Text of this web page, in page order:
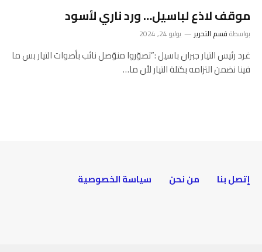
موقف لاذع لباسيل… ورد ناري لأسود
بواسطةقسم التحرير يوليو 24, 2024
غرد رئيس التيار جبران باسيل :”تصوّروا منوّصل نائب بأصوات التيار بس ما
فينا نضمن التزامه بكتلة التيار لأن ما…
إتصل بنا من نحن سياسة الخصوصية